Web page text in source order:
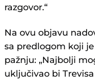
razgovor.“
Na ovu objavu
sa predlogom koji
pažnju: „Najbolji
uključivao bi